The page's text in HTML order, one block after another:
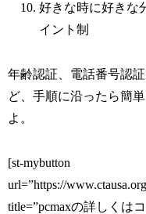
好きな時に好きな
イント制
年齢認証、電話番号認
ど、手順に沿ったら簡
よ。
[st-mybutton
url=”https://
title=”pcmaxの詳しくは